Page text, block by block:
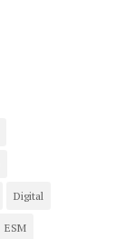
Digital
ESM